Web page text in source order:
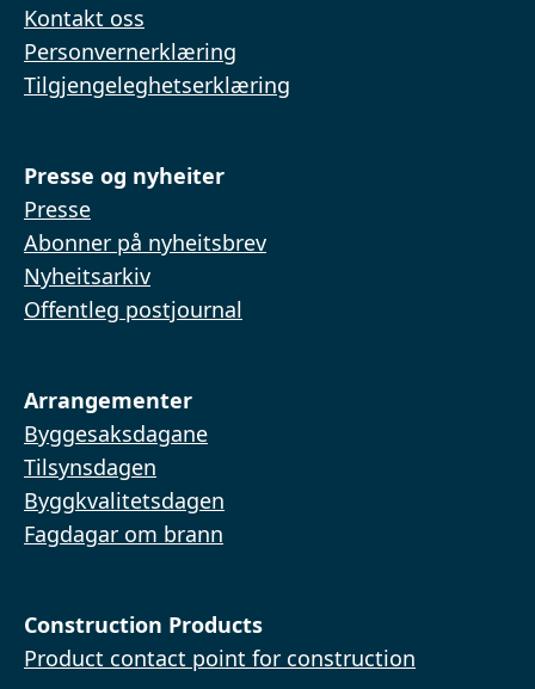
Kontakt oss
Personvernerklæring
Tilgjengeleghetserklæring
Presse og nyheiter
Presse
Abonner på nyheitsbrev
Nyheitsarkiv
Offentleg postjournal
Arrangementer
Byggesaksdagane
Tilsynsdagen
Byggkvalitetsdagen
Fagdagar om brann
Construction Products
Product contact point for construction